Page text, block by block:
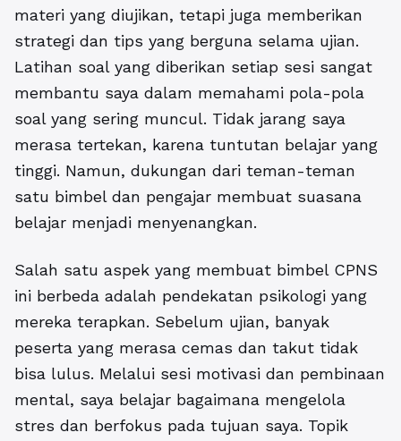
materi yang diujikan, tetapi juga memberikan
strategi dan tips yang berguna selama ujian.
Latihan soal yang diberikan setiap sesi sangat
membantu saya dalam memahami pola-pola
soal yang sering muncul. Tidak jarang saya
merasa tertekan, karena tuntutan belajar yang
tinggi. Namun, dukungan dari teman-teman
satu bimbel dan pengajar membuat suasana
belajar menjadi menyenangkan.
Salah satu aspek yang membuat bimbel CPNS
ini berbeda adalah pendekatan psikologi yang
mereka terapkan. Sebelum ujian, banyak
peserta yang merasa cemas dan takut tidak
bisa lulus. Melalui sesi motivasi dan pembinaan
mental, saya belajar bagaimana mengelola
stres dan berfokus pada tujuan saya. Topik